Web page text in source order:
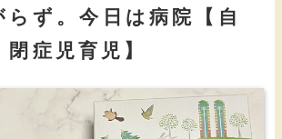
らず。今日は病院【自
閉症児育児】